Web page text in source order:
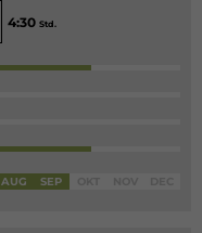
4:30 Std.
AUG SEP